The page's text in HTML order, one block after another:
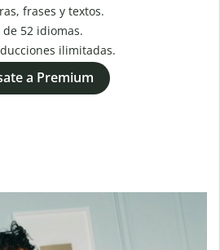
frases y textos.
de 52 idiomas.
ilimitadas.
a Premium